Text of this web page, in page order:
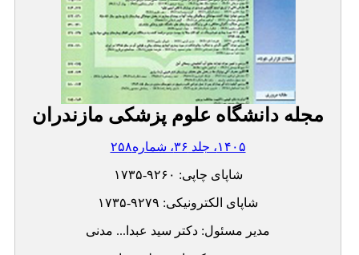
مجله دانشگاه علوم پزشکی مازندران
۱۴۰۵، جلد ۳۶، شماره۲۵۸
شاپای چاپی: ۱۷۳۵-۹۲۶۰
شاپای الکترونیکی: ۱۷۳۵-۹۲۷۹
مدیر مسئول: دکتر سيد عبدا... مدنی